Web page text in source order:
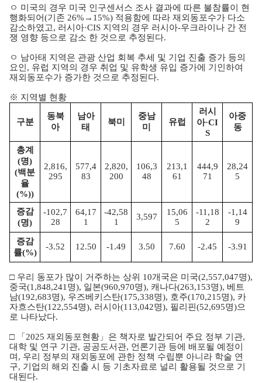
ㅇ 미국의 경우 미국 인구센서스 조사 결과에 따른 불참률이 현
행화되어(기존 26%→15%) 적용함에 따라 재외동포수가 다소
감소하였고, 러시아·CIS 지역의 경우 러시아-우크라이나 간 전
쟁 영향 등으로 감소 한 것으로 추정된다.
ㅇ 남아태 지역은 관광 산업 회복 추세 및 기업 진출 증가 등의
요인, 유럽 지역의 경우 취업 및 유학생 유입 증가에 기인하여
재외동포수가 증가한 것으로 추정된다.
※ 지역별 현황
구분
동북
아
남아
태
북미
중남
미
유럽
러시
아·CI
S
아중
동
총계
(명)
(백분
율
(%))
2,816,
295
577,4
83
2,820,
200
106,3
48
213,1
61
444,9
71
28,24
5
증감
(명)
-102,7
28
64,17
1
-42,58
1
3,597
15,06
5
-11,18
2
-1,14
9
증감
률(%)
-3.52 12.50 -1.49 3.50 7.60 -2.45 -3.91
□ 우리 동포가 많이 거주하는 상위 10개국은 미국(2,557,047명),
중국(1,848,241명), 일본(960,970명), 캐나다(263,153명), 베트
남(192,683명), 우즈베키스탄(175,338명), 호주(170,215명), 카
자흐스탄(122,554명), 러시아(113,042명), 필리핀(52,695명)으
로 나타났다.
□ 「2025 재외동포현황」은 책자로 발간되어 주요 정부 기관,
대학 및 연구 기관, 공공도서관, 언론기관 등에 배포될 예정이
며, 우리 정부의 재외동포에 관한 정책 수립뿐 아니라 학술 연
구, 기업의 해외 진출 시 등 기초자료로 널리 활용될 것으로 기
대된다.